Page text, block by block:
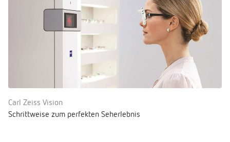
Carl Zeiss Vision
Schrittweise zum perfekten Seherlebnis